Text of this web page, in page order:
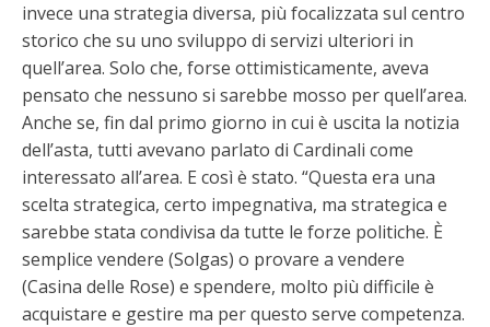
invece una strategia diversa, più focalizzata sul centro
storico che su uno sviluppo di servizi ulteriori in
quell’area. Solo che, forse ottimisticamente, aveva
pensato che nessuno si sarebbe mosso per quell’area.
Anche se, fin dal primo giorno in cui è uscita la notizia
dell’asta, tutti avevano parlato di Cardinali come
interessato all’area. E così è stato. “Questa era una
scelta strategica, certo impegnativa, ma strategica e
sarebbe stata condivisa da tutte le forze politiche. È
semplice vendere (Solgas) o provare a vendere
(Casina delle Rose) e spendere, molto più difficile è
acquistare e gestire ma per questo serve competenza.